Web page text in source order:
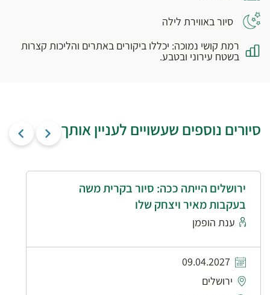
סיור באווירת לילה
רמת קושי נמוכה: יכללו ביקורים באתרים והליכות קצרות
בשטח עירוני ובטבע.
סיורים נוספים שעשויים לעניין אותך
ירושלים הייתה ככה: סיור בקרית משה
בעקבות מאיר ויצחק שלו
ענת הופמן
09.04.2027
ירושלים